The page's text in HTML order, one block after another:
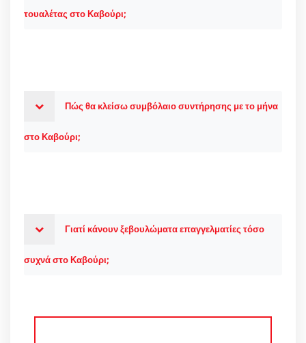
τουαλέτας στο Καβούρι;
Πώς θα κλείσω συμβόλαιο συντήρησης με το μήνα
στο Καβούρι;
Γιατί κάνουν ξεβουλώματα επαγγελματίες τόσο
συχνά στο Καβούρι;